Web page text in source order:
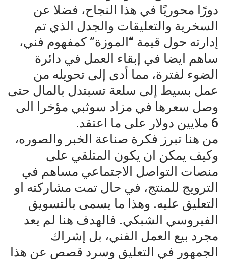
دورًا محوريًا في هذا النجاح، فضلا عن
السخرية والتعليقات والجدل الذي تم
إدارته حول قيمة “الموزة” كمفهوم فني،
ساهم ايضا في إبقاء العمل في دائرة
الضوء لفترة، مما أدى إلى تحويله من
عمل بسيط إلى سلعة تسبتدل بالمال حتى
وصل سعرها في مزاد سوثبي مؤخرا الى
6 ملايين دولار على ما اعتقد.
من هنا تبرز فكرة صناعة الخبر والصوره،
وكيف يمكن ان يكون المتلقي على
منصات التواصل الاجتماعي مساهم في
الترويج للمنتج، في حال تمت مشاركته او
التعليق عليه. وهذا ما يسمى بالتسويق
الفيروسي الشبكي. فالهدف هنا لم يعد
مجرد بيع العمل الفني، بل إشراك
الجمهور في التعليق وسرد قصص عن هذا